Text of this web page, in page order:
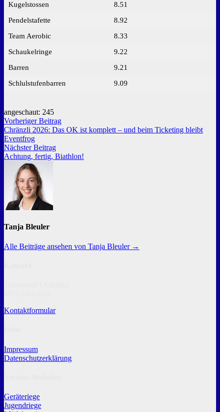
Kugelstossen
8.51
Pendelstafette
8.92
Team Aerobic
8.33
Schaukelringe
9.22
Barren
9.21
Schlulstufenbarren
9.09
angeschaut: 245
Beitragsnavigation
Vorheriger BeitragVorheriger
Beitrag:
Chränzli 2026: Das OK ist komplett – und beim Ticketing bleibt
Eventfrog
Nächster BeitragNächster
Beitrag:
Achtung, fertig, Biathlon!
Tanja Bleuler
Alle Beiträge ansehen von Tanja Bleuler →
Kontaktformular
Impressum
Datenschutzerklärung
Geräteriege
Jugendriege